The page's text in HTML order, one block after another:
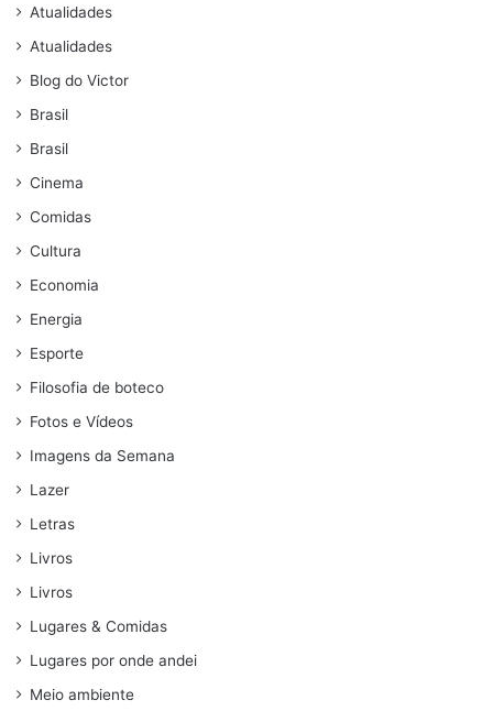
Atualidades
Atualidades
Blog do Victor
Brasil
Brasil
Cinema
Comidas
Cultura
Economia
Energia
Esporte
Filosofia de boteco
Fotos e Vídeos
Imagens da Semana
Lazer
Letras
Livros
Livros
Lugares & Comidas
Lugares por onde andei
Meio ambiente